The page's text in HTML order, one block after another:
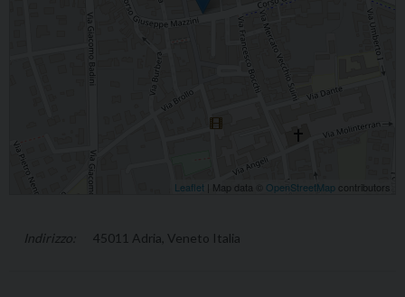
Leaflet | Map data © OpenStreetMap contributors
45011 Adria, Veneto Italia